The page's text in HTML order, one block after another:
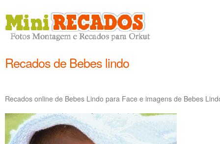
Recados de Bebes lindo
Recados online de Bebes Lindo para Face e imagens de Bebes